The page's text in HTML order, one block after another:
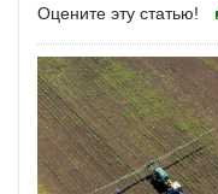
Оцените эту статью!